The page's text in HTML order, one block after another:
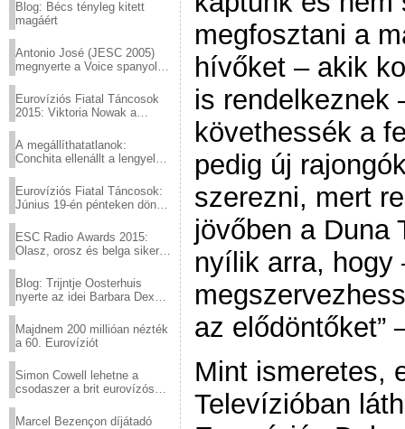
Blog: Bécs tényleg kitett
magáért
Antonio José (JESC 2005)
megnyerte a Voice spanyol
Eurovíziós Fiatal Táncosok
2015: Viktoria Nowak a
A megállíthatatlanok:
Conchita ellenállt a lengyel
Eurovíziós Fiatal Táncosok:
Június 19-én pénteken döntő
ESC Radio Awards 2015:
Olasz, orosz és belga siker,
Blog: Trijntje Oosterhuis
nyerte az idei Barbara Dex
Majdnem 200 millióan nézték
a 60. Eurovíziót
Simon Cowell lehetne a
csodaszer a brit eurovízós
Marcel Bezençon díjátadó
megfosztani a
hívőket – akik
is rendelkeznek
követhessék a
pedig új
szerezni, mert
jövőben a Duna
nyílik arra, hogy
az elődöntőket”
Mint ismeretes,
Televízióban